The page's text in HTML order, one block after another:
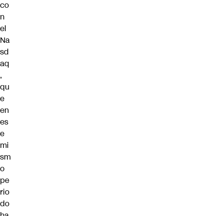
co
n
el
Na
sd
aq
,
qu
e
en
es
e
mi
sm
o
pe
rio
do